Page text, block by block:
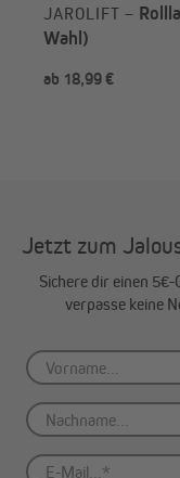
JAROLIFT –
Wahl)
ab 18,99 €
Jetzt zum
Sichere dir einen
verpasse keine